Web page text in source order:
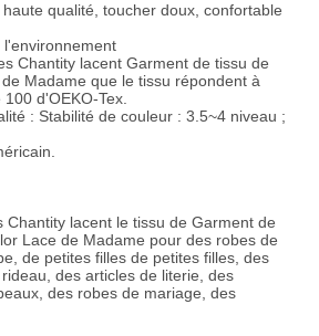
qualité, toucher doux, confortable
Chantity lacent Garment de tissu de
Madame que le tissu répondent à
d'OEKO-Tex.
: Stabilité de couleur : 3.5~4 niveau ;
Chantity lacent le tissu de Garment de
Lace de Madame pour des robes de
de petites filles de petites filles, des
des articles de literie, des
des robes de mariage, des